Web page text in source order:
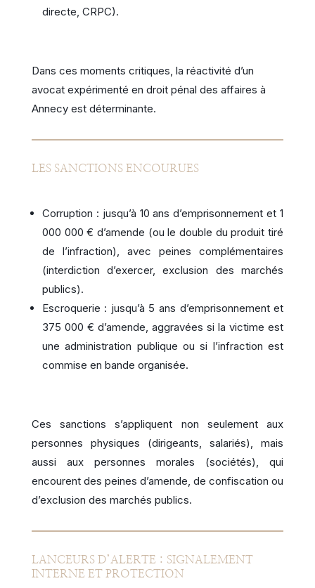
directe, CRPC).
Dans ces moments critiques, la réactivité d’un
avocat expérimenté en droit pénal des affaires à
Annecy est déterminante.
LES SANCTIONS ENCOURUES
Corruption : jusqu’à 10 ans d’emprisonnement et 1
000 000 € d’amende (ou le double du produit tiré
de l’infraction), avec peines complémentaires
(interdiction d’exercer, exclusion des marchés
publics).
Escroquerie : jusqu’à 5 ans d’emprisonnement et
375 000 € d’amende, aggravées si la victime est
une administration publique ou si l’infraction est
commise en bande organisée.
Ces sanctions s’appliquent non seulement aux
personnes physiques (dirigeants, salariés), mais
aussi aux personnes morales (sociétés), qui
encourent des peines d’amende, de confiscation ou
d’exclusion des marchés publics.
LANCEURS D’ALERTE : SIGNALEMENT
INTERNE ET PROTECTION